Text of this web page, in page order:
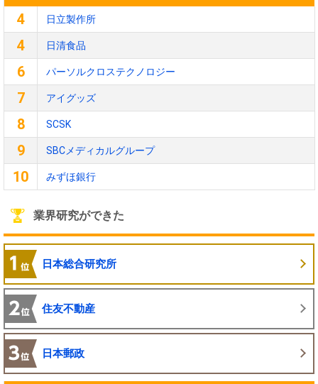
4 日立製作所
4 日清食品
6 パーソルクロステクノロジー
7 アイグッズ
8 SCSK
9 SBCメディカルグループ
10 みずほ銀行
業界研究ができた
日本総合研究所
住友不動産
日本郵政